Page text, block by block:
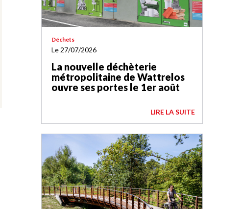
Déchets
Le 27/07/2026
La nouvelle déchèterie
métropolitaine de Wattrelos
ouvre ses portes le 1er août
LIRE LA SUITE